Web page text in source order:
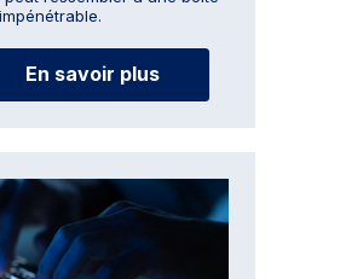
En savoir plus